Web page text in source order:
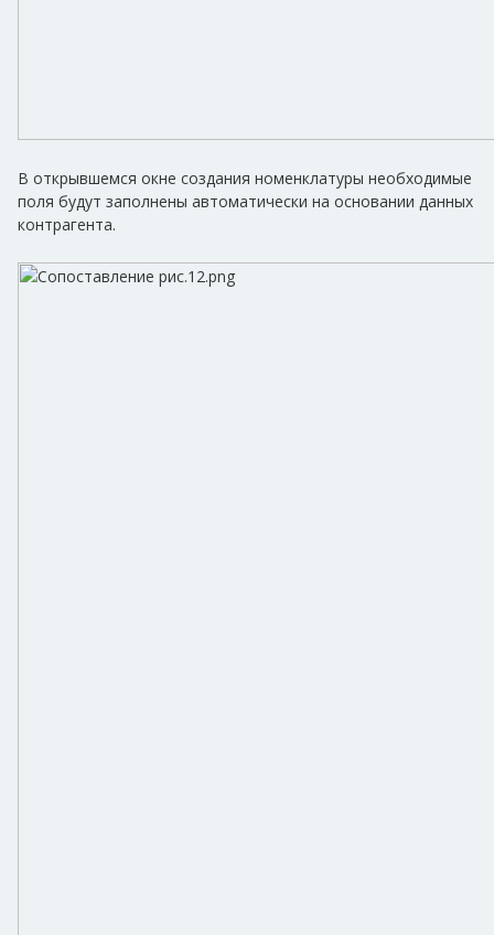
В открывшемся окне создания номенклатуры необходимые
поля будут заполнены автоматически на основании данных
контрагента.